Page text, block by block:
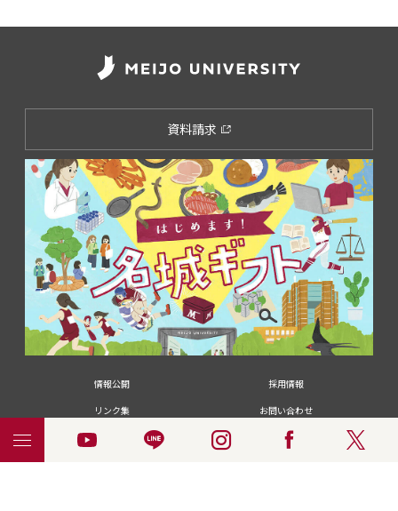
資料請求
情報公開
採用情報
リンク集
お問い合わせ
メディアの皆さま
卒業生の皆さま